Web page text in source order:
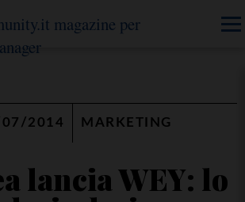
2014 MARKETING
lancia WEY: lo